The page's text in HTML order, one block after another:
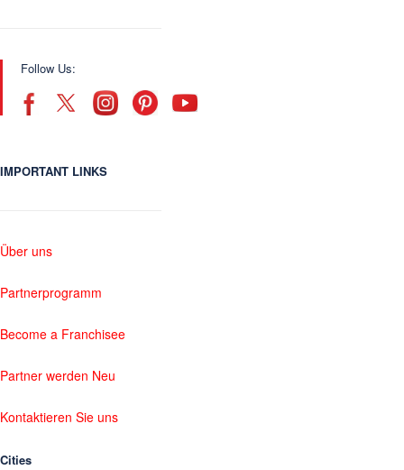
Follow Us:
IMPORTANT LINKS
Über uns
Partnerprogramm
Become a Franchisee
Partner werden Neu
Kontaktieren Sie uns
Cities